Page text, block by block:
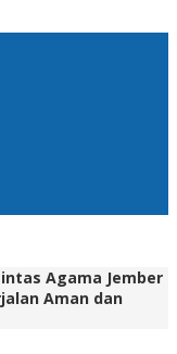
Agama Jember
Aman dan